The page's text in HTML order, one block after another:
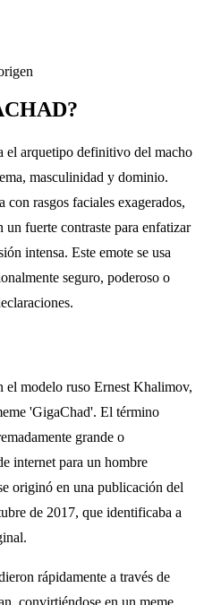
arquetipo definitivo del macho
masculinidad y dominio.
rasgos faciales exagerados,
fuerte contraste para enfatizar
intensa. Este emote se usa
seguro, poderoso o
modelo ruso Ernest Khalimov,
'GigaChad'. El término
grande o
internet para un hombre
originó en una publicación del
de 2017, que identificaba a
rápidamente a través de